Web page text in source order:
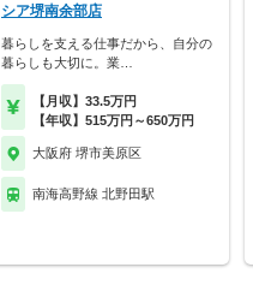
シア堺南余部店
暮らしを支える仕事だから、自分の
暮らしも大切に。業…
【月収】33.5万円
【年収】515万円～650万円
大阪府 堺市美原区
南海高野線 北野田駅